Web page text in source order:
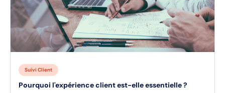
Suivi Client
Pourquoi l'expérience client est-elle essentielle ?